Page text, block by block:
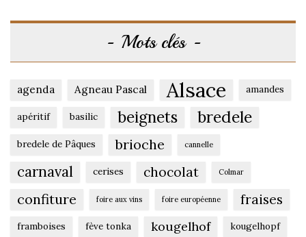
Mots clés
agenda Agneau Pascal Alsace amandes
apéritif basilic beignets bredele
bredele de Pâques brioche cannelle
carnaval cerises chocolat Colmar
confiture foire aux vins foire européenne fraises
framboises fève tonka kougelhof kougelhopf